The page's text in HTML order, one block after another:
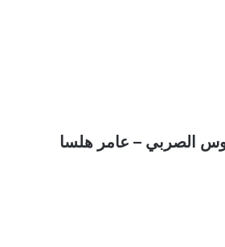
الصربي – عامر هلسا